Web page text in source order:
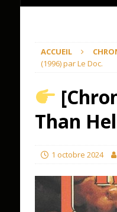
ACCUEIL
(1996) par Le Doc.
Than
1 octobre 2024